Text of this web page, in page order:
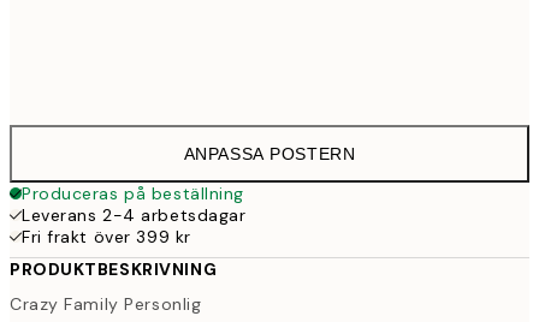
ANPASSA POSTERN
Produceras på beställning
Leverans 2-4 arbetsdagar
Fri frakt över 399 kr
PRODUKTBESKRIVNING
Crazy Family Personlig